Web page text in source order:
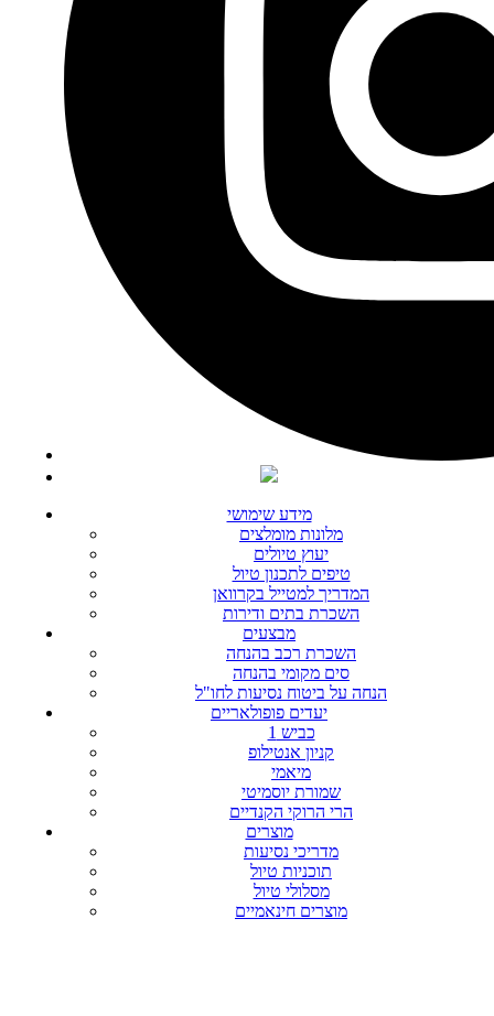
מידע שימושי
מלונות מומלצים
יעוץ טיולים
טיפים לתכנון טיול
המדריך למטייל בקרוואן
השכרת בתים ודירות
מבצעים
השכרת רכב בהנחה
סים מקומי בהנחה
הנחה על ביטוח נסיעות לחו"ל
יעדים פופולאריים
כביש 1
קניון אנטילופ
מיאמי
שמורת יוסמיטי
הרי הרוקי הקנדיים
מוצרים
מדריכי נסיעות
תוכניות טיול
מסלולי טיול
מוצרים חינאמיים